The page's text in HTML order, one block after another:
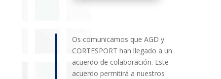
Os comunicamos que AGD y
CORTESPORT han llegado a un
acuerdo de colaboración. Este
acuerdo permitirá a nuestros